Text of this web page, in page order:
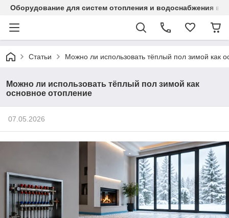
Оборудование для систем отопления и водоснабжения в
Статьи Можно ли использовать тёплый пол зимой как
Можно ли использовать тёплый пол зимой как
основное отопление
07.05.2026